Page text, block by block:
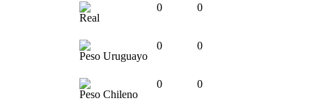
Real
0 0
Peso Uruguayo
0 0
Peso Chileno
0 0